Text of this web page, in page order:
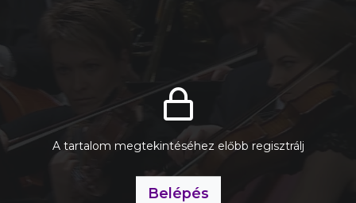
A tartalom megtekintéséhez előbb regisztrálj
Belépés